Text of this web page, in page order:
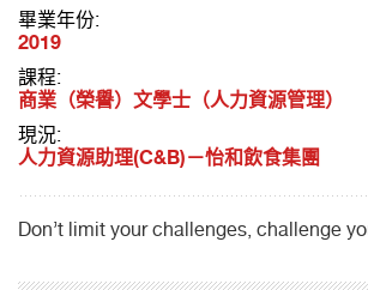
畢業年份:
2019
課程:
商業（榮譽）文學士（人力資源管理）
現況:
人力資源助理(C&B)－怡和飲食集團
Don’t limit your challenges, challenge